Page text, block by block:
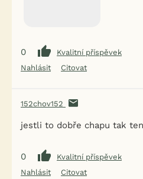
0
Kvalitní příspěvek
Nahlásit
Citovat
152chov152
jestli to dobře chapu tak
0
Kvalitní příspěvek
Nahlásit
Citovat